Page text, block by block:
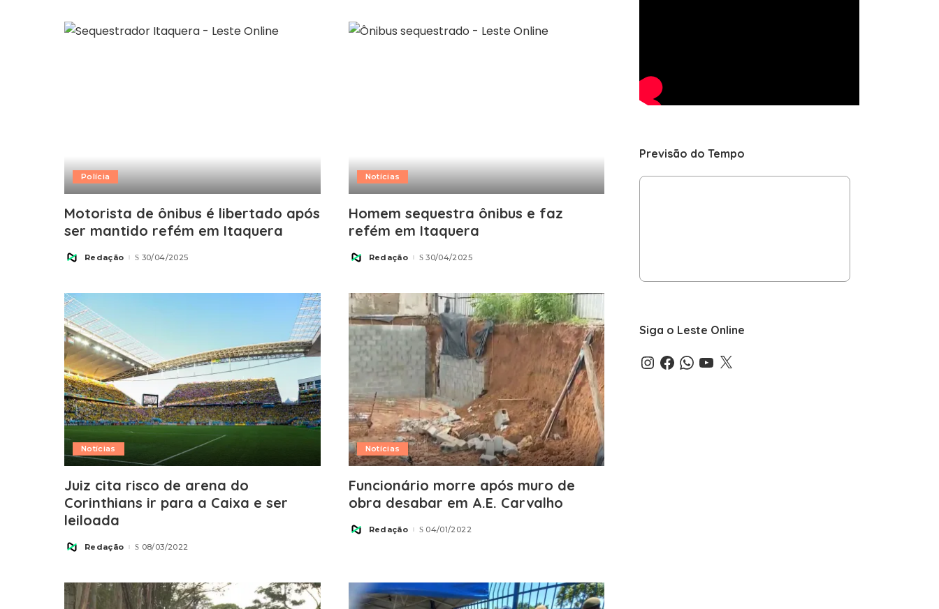
Polícia
Motorista de ônibus é libertado após
ser mantido refém em Itaquera
PostedRedação 30/04/2025
Notícias
Homem sequestra ônibus e faz
refém em Itaquera
PostedRedação 30/04/2025
Notícias
Juiz cita risco de arena do
Corinthians ir para a Caixa e ser
leiloada
PostedRedação 08/03/2022
Notícias
Funcionário morre após muro de
obra desabar em A.E. Carvalho
PostedRedação 04/01/2022
Previsão do Tempo
Siga o Leste Online
Instagram
Facebook
WhatsApp
YouTube
X